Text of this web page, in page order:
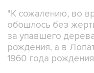
"К сожалению, во
обошлось без
за упавшего
рождения, а в
1960 года